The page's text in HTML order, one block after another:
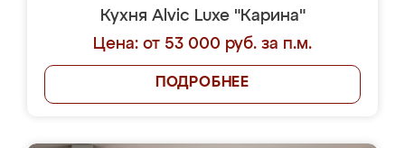
Кухня Alvic Luxe "Карина"
Цена: от 53 000 руб. за п.м.
ПОДРОБНЕЕ